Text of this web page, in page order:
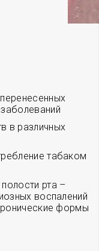
в различных
табаком
рта –
воспалений
формы